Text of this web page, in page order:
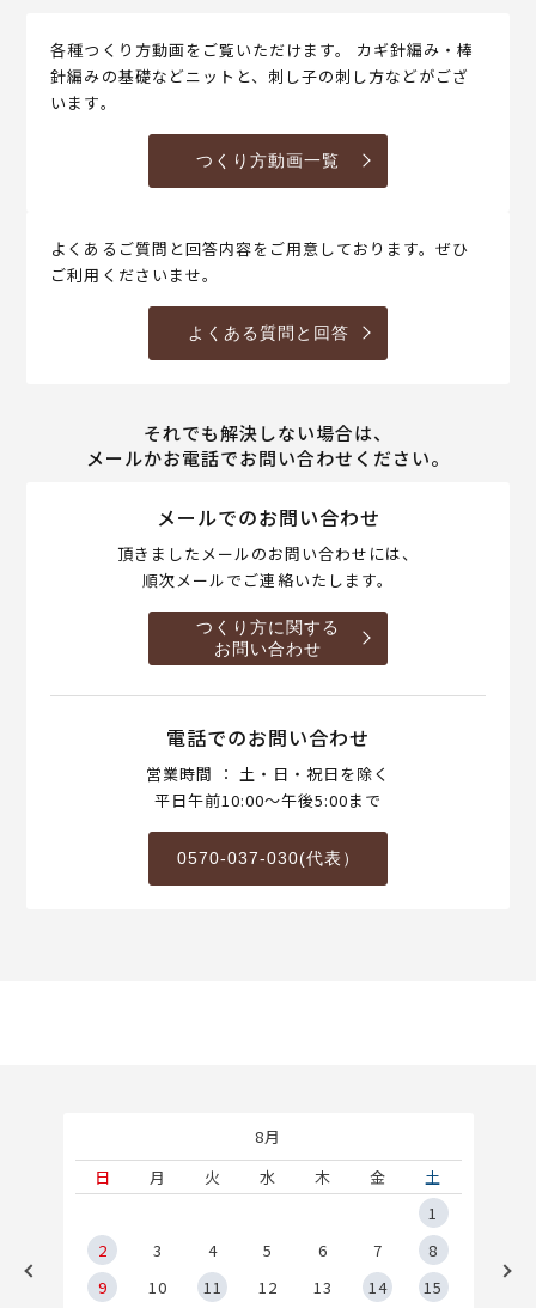
各種つくり方動画をご覧いただけます。 カギ針編み・棒
針編みの基礎などニットと、刺し子の刺し方などがござ
います。
つくり方動画一覧
よくあるご質問と回答内容をご用意しております。ぜひ
ご利用くださいませ。
よくある質問と回答
それでも解決しない場合は、
メールかお電話でお問い合わせください。
メールでのお問い合わせ
頂きましたメールのお問い合わせには、
順次メールでご連絡いたします。
つくり方に関する
お問い合わせ
電話でのお問い合わせ
営業時間 ： 土・日・祝日を除く
平日午前10:00～午後5:00まで
0570-037-030(代表）
8月
日
月 火 水 木 金
土
1
2
3 4 5 6 7
8
9
10 11 12 13 14
15